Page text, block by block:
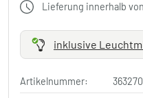
Lieferung innerhalb
inklusive
Artikelnummer:
363270